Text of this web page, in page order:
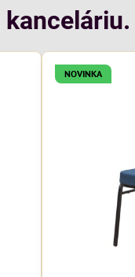
NOVINKA